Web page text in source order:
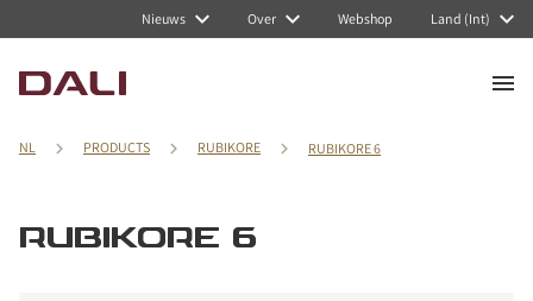
Nieuws Over Webshop Land (Int)
NL PRODUCTS RUBIKORE RUBIKORE 6
RUBIKORE 6